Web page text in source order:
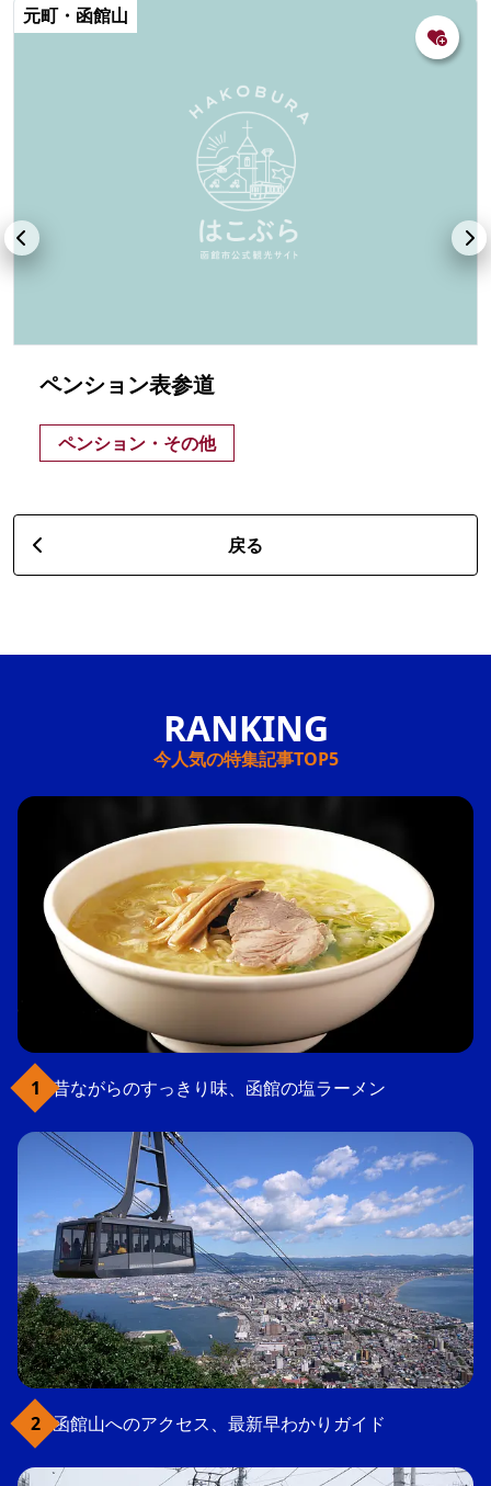
元町・函館山
ペンション表参道
ペンション・その他
戻る
今人気の特集記事TOP5
昔ながらのすっきり味、函館の塩ラーメン
函館山へのアクセス、最新早わかりガイド